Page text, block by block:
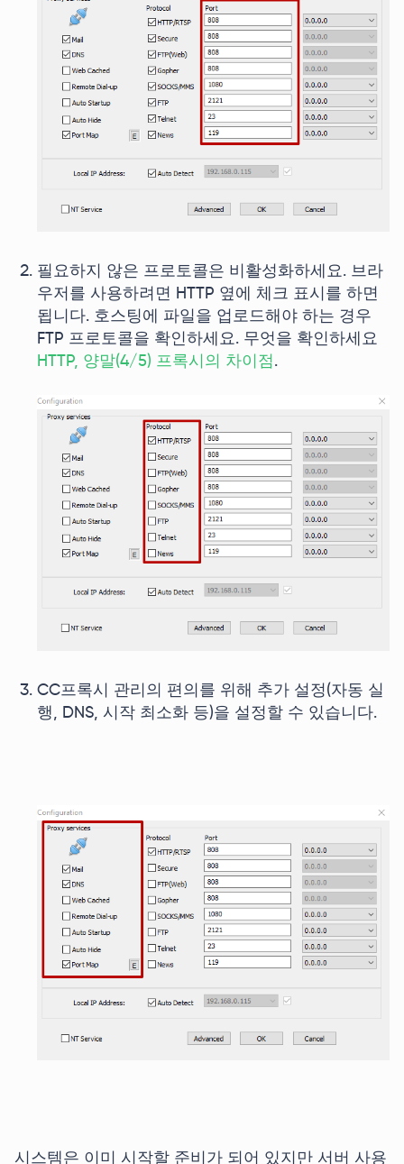
필요하지 않은 프로토콜은 비활성화하세요. 브라
우저를 사용하려면 HTTP 옆에 체크 표시를 하면
됩니다. 호스팅에 파일을 업로드해야 하는 경우
FTP 프로토콜을 확인하세요. 무엇을 확인하세요
HTTP, 양말(4/5) 프록시의 차이점.
CC프록시 관리의 편의를 위해 추가 설정(자동 실
행, DNS, 시작 최소화 등)을 설정할 수 있습니다.
시스템은 이미 시작할 준비가 되어 있지만 서버 사용